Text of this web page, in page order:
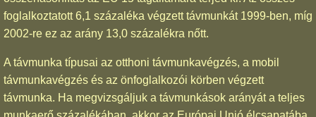
foglalkoztatott 6,1 százaléka végzett távmunkát 1999-ben, míg
2002-re ez az arány 13,0 százalékra nőtt.
A távmunka típusai az otthoni távmunkavégzés, a mobil
távmunkavégzés és az önfoglalkozói körben végzett
távmunka. Ha megvizsgáljuk a távmunkások arányát a teljes